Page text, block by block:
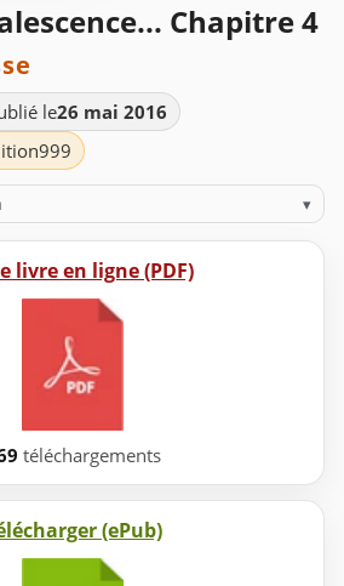
Chapitre 4
le26 mai 2016
▾
livre en ligne (PDF)
téléchargements
(ePub)